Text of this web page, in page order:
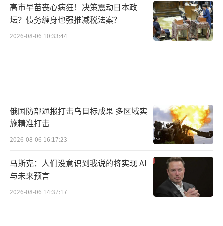
高市早苗丧心病狂！决策震动日本政
坛？债务缠身也强推减税法案？
2026-08-06 10:33:44
俄国防部通报打击乌目标成果 多区域实
施精准打击
2026-08-06 16:17:23
马斯克：人们没意识到我说的将实现 AI
与未来预言
2026-08-06 14:37:17